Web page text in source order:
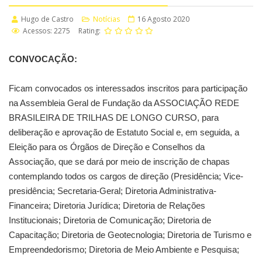
Hugo de Castro Notícias
16 Agosto 2020
Acessos: 2275
Rating:
CONVOCAÇÃO:
Ficam convocados os interessados inscritos para participação
na Assembleia Geral de Fundação da ASSOCIAÇÃO REDE
BRASILEIRA DE TRILHAS DE LONGO CURSO, para
deliberação e aprovação de Estatuto Social e, em seguida, a
Eleição para os Órgãos de Direção e Conselhos da
Associação, que se dará por meio de inscrição de chapas
contemplando todos os cargos de direção (Presidência; Vice-
presidência; Secretaria-Geral; Diretoria Administrativa-
Financeira; Diretoria Jurídica; Diretoria de Relações
Institucionais; Diretoria de Comunicação; Diretoria de
Capacitação; Diretoria de Geotecnologia; Diretoria de Turismo e
Empreendedorismo; Diretoria de Meio Ambiente e Pesquisa;